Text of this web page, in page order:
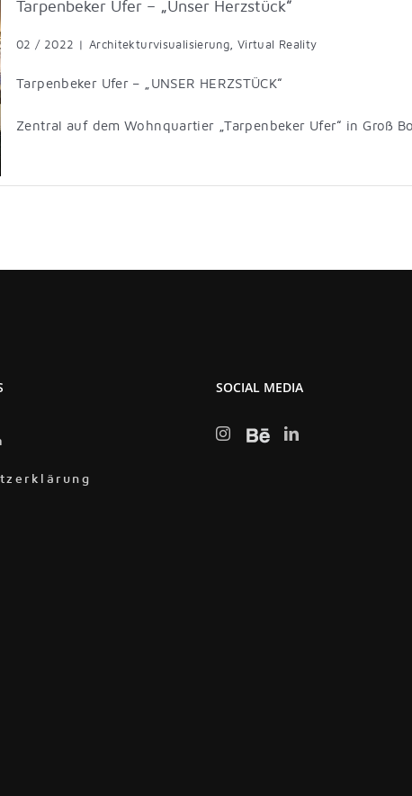
Tarpenbeker Ufer – „Unser Herzstück“
02 / 2022 | Architekturvisualisierung, Virtual Reality
Tarpenbeker Ufer – „UNSER HERZSTÜCK“
Zentral auf dem Wohnquartier „Tarpenbeker Ufer“ in Groß
SOCIAL MEDIA